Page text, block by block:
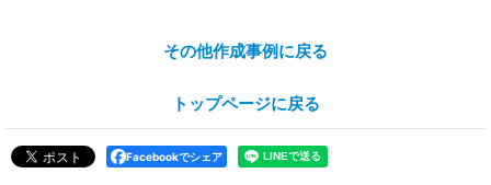
その他作成事例に戻る
トップページに戻る
Facebookでシェア